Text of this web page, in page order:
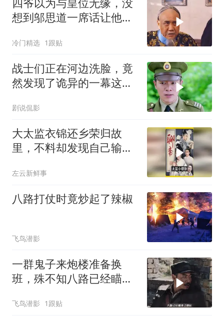
想到邬思道一席话让他醍
冷门精选 1跟贴
战士们正在河边洗脸，竟
然发现了诡异的一幕这下
剧说侃影
大太监衣锦还乡荣归故
里，不料却发现自己输得
左云新鲜事
八路打仗时竟炒起了辣椒
飞鸟潜影
一群鬼子来炮楼准备换
班，殊不知八路已经瞄准
飞鸟潜影 1跟贴